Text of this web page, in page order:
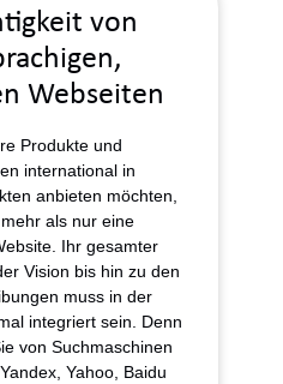
von
Webseiten
Produkte und
international in
anbieten möchten,
als nur eine
Ihr gesamter
Vision bis hin zu den
muss in der
integriert sein. Denn
von Suchmaschinen
Yahoo, Baidu